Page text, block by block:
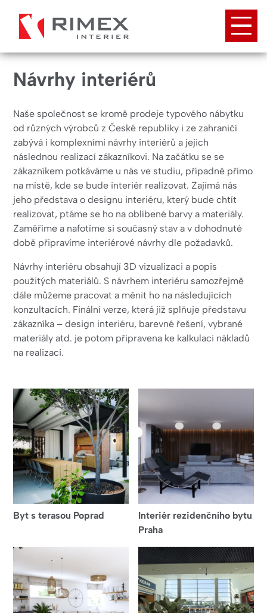
hlavnímu
obsahu
Návrhy interiérů
Naše společnost se kromě prodeje typového nábytku
od různých výrobců z České republiky i ze zahraničí
zabývá i komplexními návrhy interiérů a jejich
následnou realizací zákazníkovi. Na začátku se se
zákazníkem potkáváme u nás ve studiu, případně přímo
na místě, kde se bude interiér realizovat. Zajímá nás
jeho představa o designu interiéru, který bude chtít
realizovat, ptáme se ho na oblíbené barvy a materiály.
Zaměříme a nafotíme si současný stav a v dohodnuté
době připravíme interiérové návrhy dle požadavků.
Návrhy interiéru obsahují 3D vizualizaci a popis
použitých materiálů. S návrhem interiéru samozřejmě
dále můžeme pracovat a měnit ho na následujících
konzultacích. Finální verze, která již splňuje představu
zákazníka – design interiéru, barevné řešení, vybrané
materiály atd. je potom připravena ke kalkulaci nákladů
na realizaci.
Byt s terasou Poprad
Interiér rezidenčního bytu
Praha